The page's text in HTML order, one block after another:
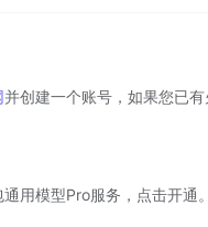
并创建一个账号，如果您已
用模型Pro服务，点击开通